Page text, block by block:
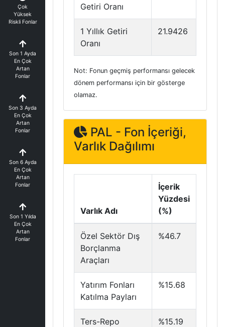
Çok
Yüksek
Riskli Fonlar
Son 1 Ayda
En Çok
Artan
Fonlar
Son 3 Ayda
En Çok
Artan
Fonlar
Son 6 Ayda
En Çok
Artan
Fonlar
Son 1 Yılda
En Çok
Artan
Fonlar
Getiri Oranı
1 Yıllık Getiri
Oranı
21.9426
Not: Fonun geçmiş performansı gelecek
dönem performansı için bir gösterge
olamaz.
PAL - Fon İçeriği,
Varlık Dağılımı
Varlık Adı
İçerik
Yüzdesi
(%)
Özel Sektör Dış
Borçlanma
Araçları
%46.7
Yatırım Fonları
Katılma Payları
%15.68
Ters-Repo %15.19